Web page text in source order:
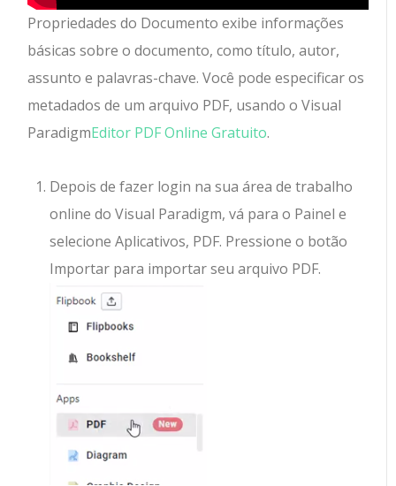
Propriedades do Documento exibe informações
básicas sobre o documento, como título, autor,
assunto e palavras-chave. Você pode especificar os
metadados de um arquivo PDF, usando o Visual
ParadigmEditor PDF Online Gratuito.
Depois de fazer login na sua área de trabalho
online do Visual Paradigm, vá para o Painel e
selecione Aplicativos, PDF. Pressione o botão
Importar para importar seu arquivo PDF.